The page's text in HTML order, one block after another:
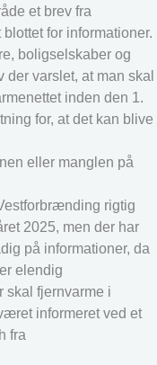
et brev fra
for informationer.
boligselskaber og
varslet, at man skal
inden den 1.
for, at det kan blive
eller manglen på
rigtig
2025, men der har
på informationer, da
elendig
skal fjernvarme i
informeret ved et
fra